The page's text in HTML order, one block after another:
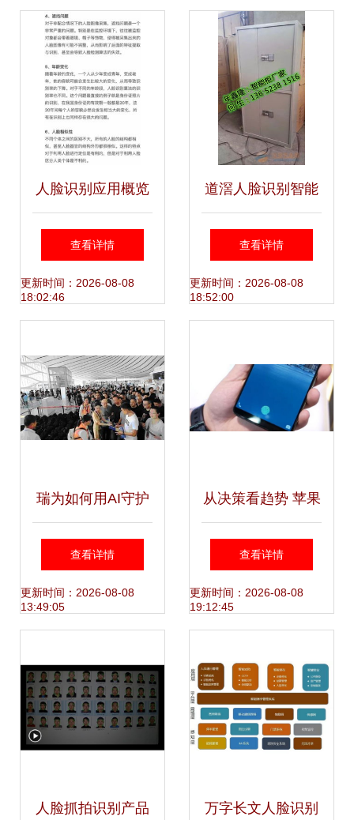
解析 融合之痛，只差一
个好产品
人脸识别应用概览
及其技术、产品与
厂商一览
查看详情
更新时间：2026-08-08
18:02:46
道滘人脸识别智能
柜 质量可靠，打造
便捷智能管理新体
查看详情
更新时间：2026-08-08
18:52:00
瑞为如何用AI守护
春运神话 大兴机场
首次综合演练中的
查看详情
更新时间：2026-08-08
13:49:05
从决策看趋势 苹果
为何坚守面容ID，
摒弃屏下指纹
查看详情
更新时间：2026-08-08
19:12:45
人脸抓拍识别产品 万字长文人脸识别